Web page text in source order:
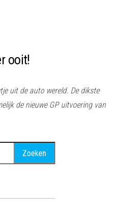
ooit!
uit de auto wereld. De dikste
de nieuwe GP uitvoering van